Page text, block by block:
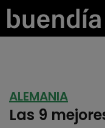
ALEMANIA
Las 9